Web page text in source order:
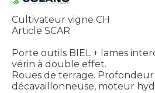
Cultivateur vigne CH
Article SCAR
Porte outils BIEL + lames
vérin à double effet.
Roues de terrage.
décavaillonneuse, moteur